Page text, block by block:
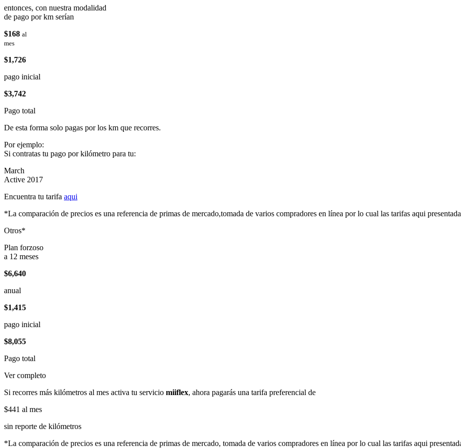
entonces, con nuestra modalidad
de pago por km serían
$168 al
mes
$1,726
pago inicial
$3,742
Pago total
De esta forma solo pagas por los km que recorres.
Por ejemplo:
Si contratas tu pago por kilómetro para tu:
March
Active 2017
Encuentra tu tarifa aqui
*La comparación de precios es una referencia de primas de mercado,tomada de varios compradores en línea por lo cual las tarifas aqui
Otros*
Plan forzoso
a 12 meses
$6,640
anual
$1,415
pago inicial
$8,055
Pago total
Ver completo
Si recorres más kilómetros al mes activa tu servicio miiflex, ahora pagarás una tarifa preferencial de
$441 al mes
sin reporte de kilómetros
*La comparación de precios es una referencia de primas de mercado, tomada de varios compradores en línea por lo cual las tarifas aqui